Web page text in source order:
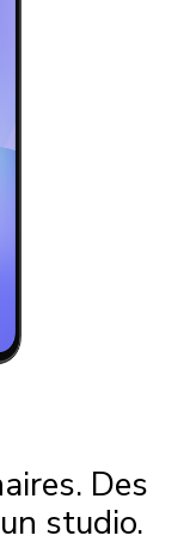
Des
studio.